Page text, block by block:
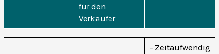
für den
Verkäufer
– Zeitaufwendig